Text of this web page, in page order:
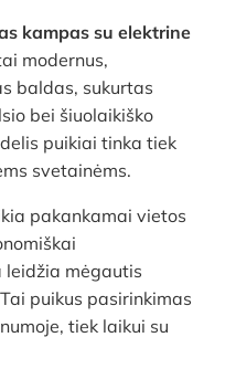
kampas su elektrine
modernus,
baldas, sukurtas
bei šiuolaikiško
puikiai tinka tiek
svetainėms.
pakankamai vietos
leidžia mėgautis
puikus pasirinkimas
tiek laikui su